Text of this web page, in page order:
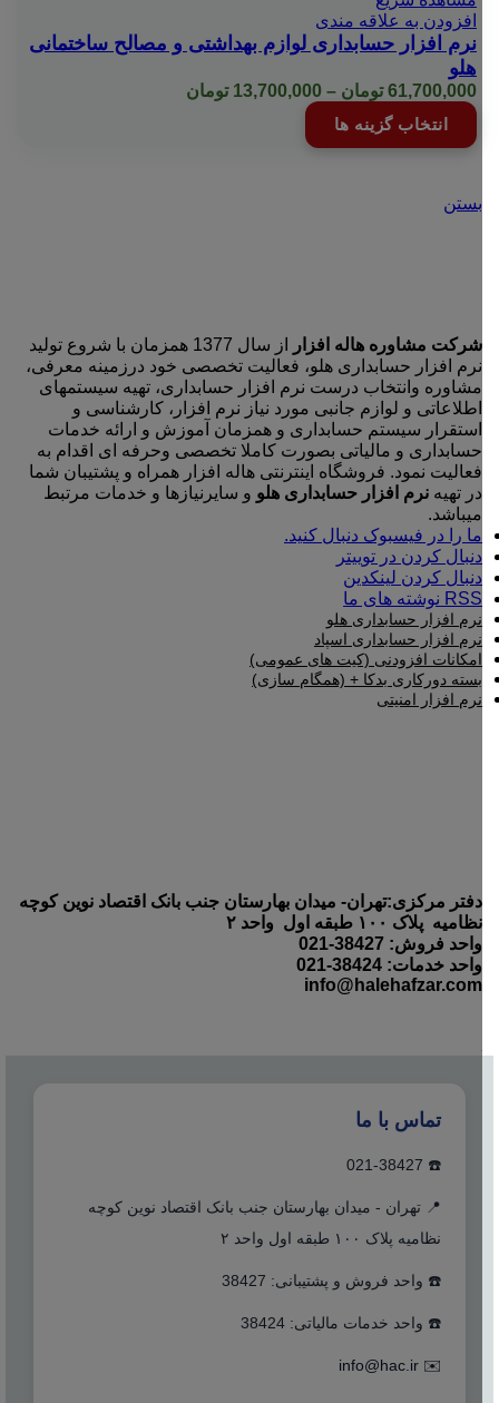
شوند
باشد.
گزینه
ممکن
در
افزودن به علاقه مندی
نرم افزار حسابداری لوازم بهداشتی و مصالح ساختمانی
هلو
61,700,000 تومان –
13,700,000 تومان
انتخاب گزینه ها
این
در
صفحه
محصول
انتخاب
شوند
بستن
شرکت مشاوره هاله افزار
از سال 1377 همزمان با شروع تولید
نرم افزار حسابداری هلو، فعالیت تخصصی خود درزمینه معرفی،
مشاوره وانتخاب درست نرم افزار حسابداری، تهیه سیستمهای
اطلاعاتی و لوازم جانبی مورد نیاز نرم افزار، کارشناسی و
استقرار سیستم حسابداری و همزمان آموزش و ارائه خدمات
حسابداری و مالیاتی بصورت کاملا تخصصی وحرفه ای اقدام به
فعالیت نمود. فروشگاه اینترنتی هاله افزار همراه و پشتیبان شما
در تهیه نرم افزار حسابداری هلو و سایرنیازها و خدمات مرتبط
میباشد.
ما را در فیسبوک دنبال کنید.
دنبال کردن در توییتر
دنبال کردن لینکدین
RSS نوشته های ما
نرم افزار حسابداری هلو
نرم افزار حسابداری اسپاد
امکانات افزودنی (کیت های عمومی)
بسته دورکاری بدکا + (همگام سازی)
نرم افزار امنیتی
دفتر مرکزی:تهران- میدان بهارستان جنب بانک اقتصاد نوین کوچه
نظامیه پلاک ۱۰۰ طبقه اول واحد ۲
واحد فروش: 38427-021
واحد خدمات: 38424-021
info@halehafzar.com
تماس با ما
☎️ 021-38427
📍 تهران - میدان بهارستان جنب بانک اقتصاد نوین کوچه
نظامیه پلاک ۱۰۰ طبقه اول واحد ۲
☎️ واحد فروش و پشتیبانی: 38427
☎️ واحد خدمات مالیاتی: 38424
✉️
info@hac.ir